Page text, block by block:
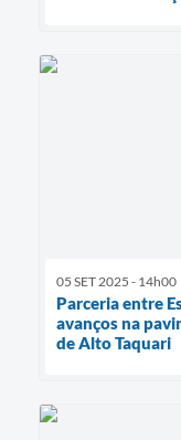
05 SET 2025 - 14h00
Parceria entre
avanços na
de Alto Taquari